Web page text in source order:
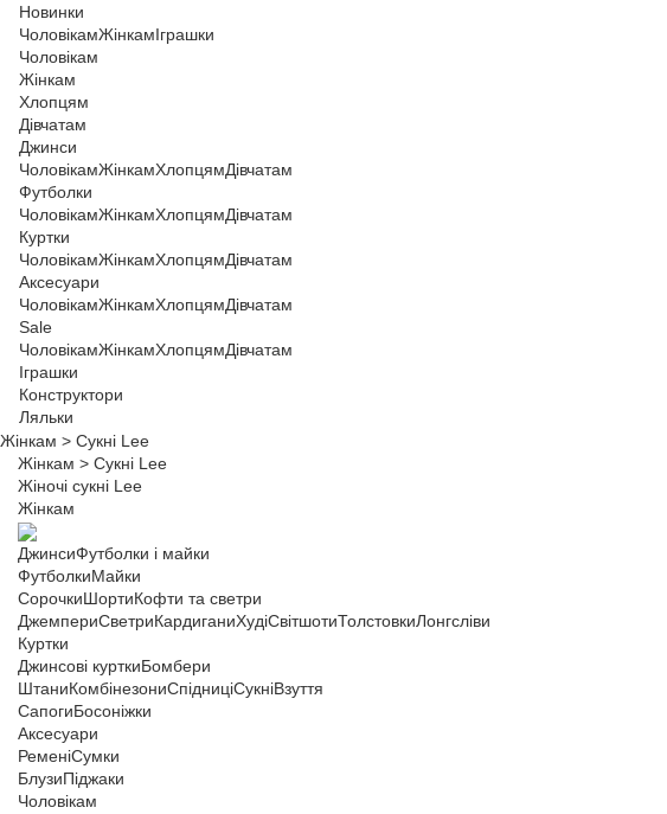
Новинки
ЧоловікамЖінкамІграшки
Чоловікам
Жінкам
Хлопцям
Дівчатам
Джинси
ЧоловікамЖінкамХлопцямДівчатам
Футболки
ЧоловікамЖінкамХлопцямДівчатам
Куртки
ЧоловікамЖінкамХлопцямДівчатам
Аксесуари
ЧоловікамЖінкамХлопцямДівчатам
Sale
ЧоловікамЖінкамХлопцямДівчатам
Іграшки
Конструктори
Ляльки
Жінкам > Сукні Lee
Жінкам > Сукні Lee
Жіночі сукні Lee
Жінкам
ДжинсиФутболки і майки
ФутболкиМайки
СорочкиШортиКофти та светри
ДжемпериСветриКардиганиХудіСвітшотиТолстовкиЛонгсліви
Куртки
Джинсові курткиБомбери
ШтаниКомбінезониСпідниціСукніВзуття
СапогиБосоніжки
Аксесуари
РеменіСумки
БлузиПіджаки
Чоловікам